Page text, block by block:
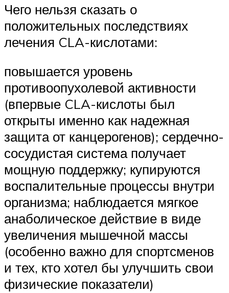
Чего нельзя сказать о
положительных последствиях
лечения CLA-кислотами:
повышается уровень
противоопухолевой активности
(впервые CLA-кислоты был
открыты именно как надежная
защита от канцерогенов); сердечно-
сосудистая система получает
мощную поддержку; купируются
воспалительные процессы внутри
организма; наблюдается мягкое
анаболическое действие в виде
увеличения мышечной массы
(особенно важно для спортсменов
и тех, кто хотел бы улучшить свои
физические показатели)